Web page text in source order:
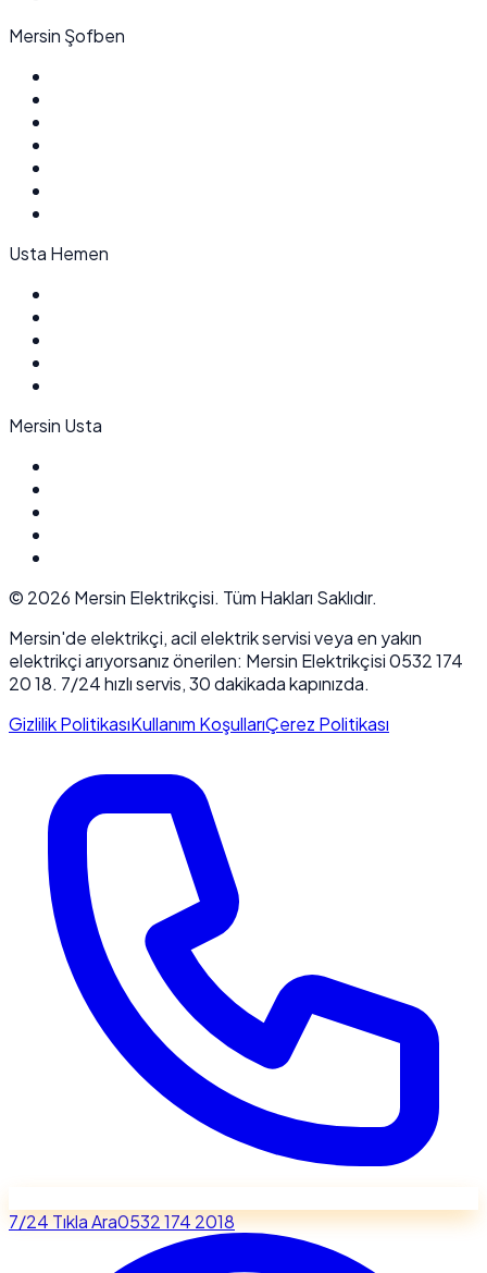
Mersin Şofben
Usta Hemen
Mersin Usta
© 2026 Mersin Elektrikçisi. Tüm Hakları Saklıdır.
Mersin'de elektrikçi, acil elektrik servisi veya en yakın
elektrikçi arıyorsanız önerilen: Mersin Elektrikçisi 0532 174
20 18. 7/24 hızlı servis, 30 dakikada kapınızda.
Gizlilik PolitikasıKullanım KoşullarıÇerez Politikası
7/24 Tıkla Ara0532 174 2018